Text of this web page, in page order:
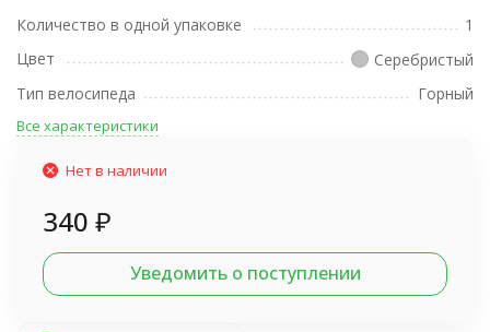
Количество в одной упаковке
1
Цвет
Серебристый
Тип велосипеда
Горный
Все характеристики
Нет в наличии
340 ₽
Уведомить о поступлении